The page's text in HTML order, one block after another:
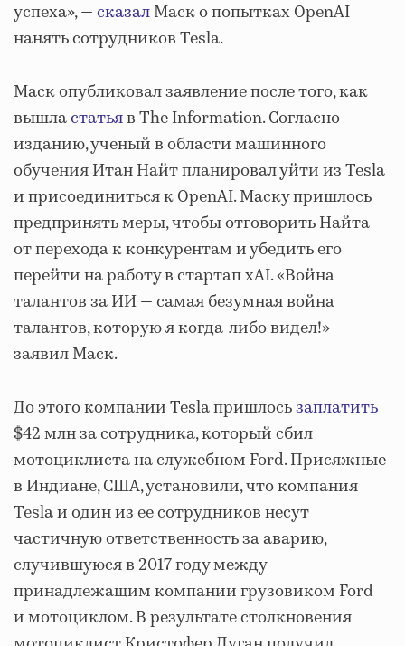
успеха», —сказалМаск о попытках OpenAI
нанять сотрудников Tesla.
Маск опубликовал заявление после того, как
вышластатьяв The Information. Согласно
изданию, ученый в области машинного
обучения Итан Найт планировал уйти из Tesla
и присоединиться к OpenAI. Маску пришлось
предпринять меры, чтобы отговорить Найта
от перехода к конкурентам и убедить его
перейти на работу в стартап xAI. «Война
талантов за ИИ — самая безумная война
талантов, которую я когда-либо видел!» —
заявил Маск.
До этого компании Tesla пришлосьзаплатить
$42 млн за сотрудника, который сбил
мотоциклиста на служебном Ford. Присяжные
в Индиане, США, установили, что компания
Tesla и один из ее сотрудников несут
частичную ответственность за аварию,
случившуюся в 2017 году между
принадлежащим компании грузовиком Ford
и мотоциклом. В результате столкновения